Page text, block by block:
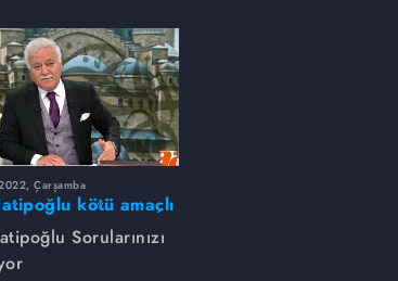
Çarşamba
kötü amaçlı
niçin yapıldığını
Sorularınızı